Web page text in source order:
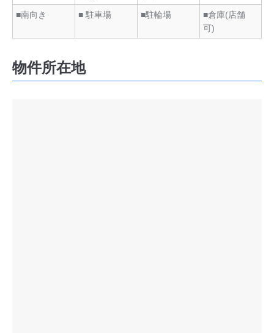
■南向き ■ 駐車場 ■駐輪場
■倉庫(店舗
可)
物件所在地